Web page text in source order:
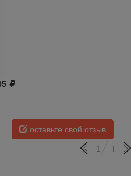
оставьте свой отзыв
1 1